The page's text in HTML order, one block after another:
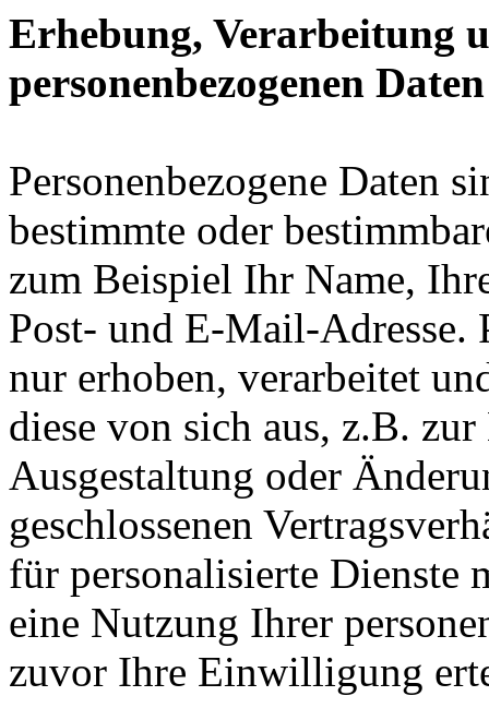
Erhebung, Verarbeitung
personenbezogenen Daten
Personenbezogene Daten
bestimmte oder
zum Beispiel Ihr Name,
Post- und E-Mail-Adresse.
nur erhoben, verarbeitet
diese von sich aus, z.B.
Ausgestaltung oder
geschlossenen
für personalisierte Dienste
eine Nutzung Ihrer
zuvor Ihre Einwilligung